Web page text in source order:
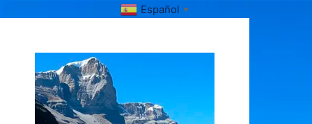
Español ▼